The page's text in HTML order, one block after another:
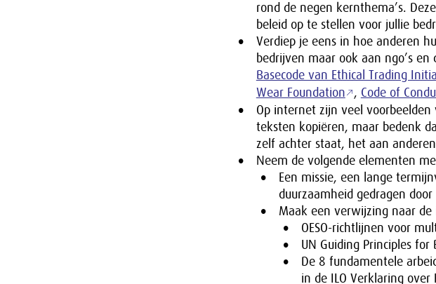
rond de negen kernthema’s.
beleid op te stellen voor jullie
Verdiep je eens in hoe anderen
bedrijven maar ook aan ngo’s
Basecode van Ethical Trading
Wear Foundation
, Code of
Op internet zijn veel
teksten kopiëren, maar bedenk
zelf achter staat, het aan
Neem de volgende elementen
Een missie, een lange
duurzaamheid gedragen
Maak een verwijzing naar
OESO-richtlijnen voor
UN Guiding Principles for
De 8 fundamentele
in de ILO Verklaring over